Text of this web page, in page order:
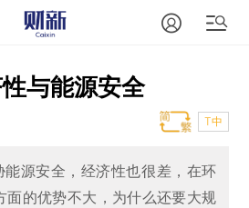
与能源安全
T中
能源安全，经济性也很差，在环
面的优势不大，为什么还要大规